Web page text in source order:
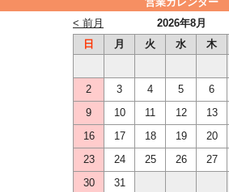
2026年8月
< 前月
日
月 火 水 木
2
3 4 5 6
9
10 11 12 13
16
17 18 19 20
23
24 25 26 27
30
31